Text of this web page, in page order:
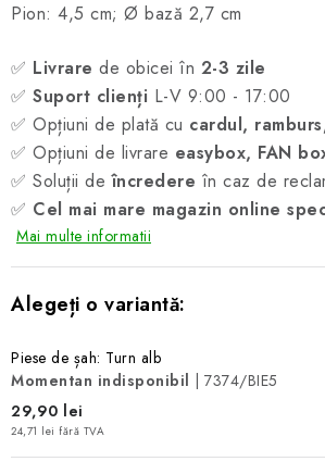
Pion: 4,5 cm; Ø bază 2,7 cm
✅ Livrare de obicei în 2-3 zile
✅ Suport clienți L-V 9:00 - 17:00
✅ Opțiuni de plată cu cardul,
✅ Opțiuni de livrare easybox, FAN
✅ Soluții deîncredere în caz de
✅ Cel mai mare magazin online
Mai multe informatii
Piese de șah: Turn alb
Momentan indisponibil
| 7374/BIE5
29,90 lei
24,71 lei fără TVA